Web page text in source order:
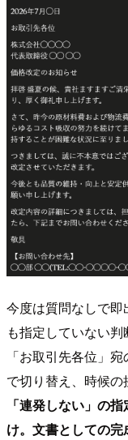
今度は質問なしで
も指定していない
「お取引先各位」
で切り替え、時候の
「連発しない」の
け。文書としての完